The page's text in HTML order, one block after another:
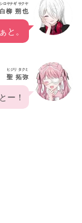
白柳 朔也
シロヤナギ サクヤ
と。
聖 拓弥
ヒジリ タクミ
ー！